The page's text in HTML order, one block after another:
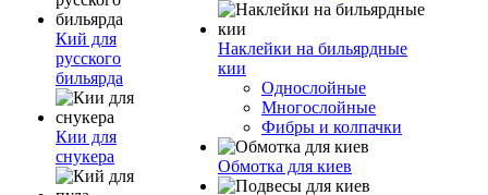
Кий для
русского
бильярда
Кии для
снукера
Наклейки на бильярдные
кии
Однослойные
Многослойные
Фибры и колпачки
Обмотка для киев